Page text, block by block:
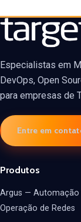
Especialistas em
DevOps, Open
para empresas de
Entre em
Produtos
Argus — Automação
Operação de Redes